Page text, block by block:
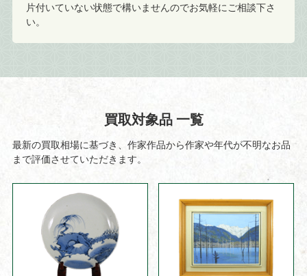
片付いていない状態で構いませんのでお気軽にご相談下さ
い。
買取対象品 一覧
最新の買取相場に基づき、作家作品から作家や年代が不明なお品
まで評価させていただきます。